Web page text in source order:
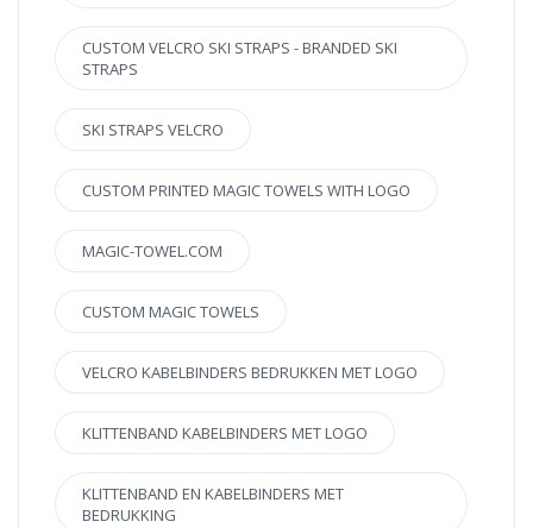
CUSTOM VELCRO SKI STRAPS - BRANDED SKI
STRAPS
SKI STRAPS VELCRO
CUSTOM PRINTED MAGIC TOWELS WITH LOGO
MAGIC-TOWEL.COM
CUSTOM MAGIC TOWELS
VELCRO KABELBINDERS BEDRUKKEN MET LOGO
KLITTENBAND KABELBINDERS MET LOGO
KLITTENBAND EN KABELBINDERS MET
BEDRUKKING